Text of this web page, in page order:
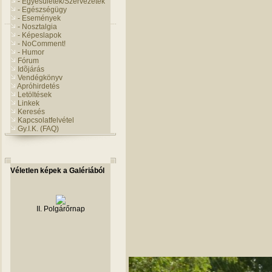
- Egészségügy
- Események
- Nosztalgia
- Képeslapok
- NoComment!
- Humor
Fórum
Idõjárás
Vendégkönyv
Apróhirdetés
Letöltések
Linkek
Keresés
Kapcsolatfelvétel
Gy.I.K. (FAQ)
Véletlen képek a Galériából
II. Polgárőrnap